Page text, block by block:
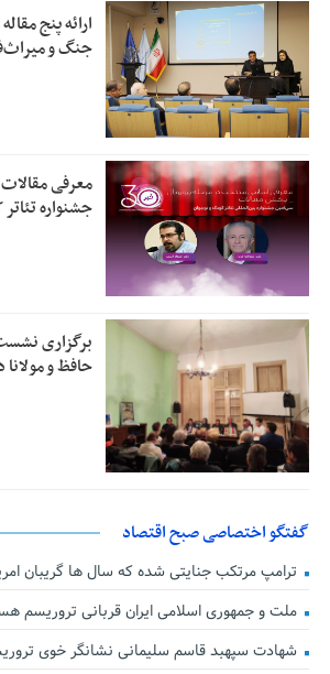
ارائه پنج
جنگ و
معرفی
جشنواره
برگزاری
حافظ و
گفتگو اختصاصی صبح اقتصاد
ترامپ مرتکب جنایتی شده که سال ها گریبان
ملت و جمهوری اسلامی ایران قربانی تروریسم
شهادت سپهبد قاسم سلیمانی نشانگر خوی